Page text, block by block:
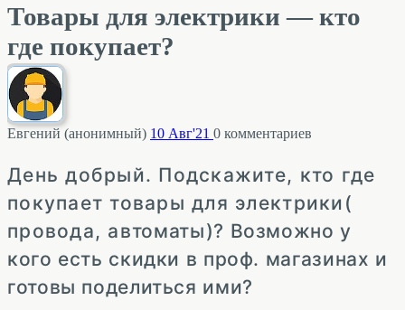
Товары для электрики — кто
где покупает?
Евгений (анонимный) 10 Авг'21 0 комментариев
День добрый. Подскажите, кто где
покупает товары для электрики(
провода, автоматы)? Возможно у
кого есть скидки в проф. магазинах и
готовы поделиться ими?